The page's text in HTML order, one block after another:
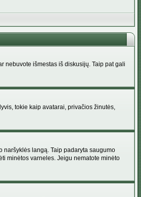
nebuvote išmestas iš diskusijų. Taip pat gali
tokie kaip avatarai, privačios žinutės,
naršyklės langą. Taip padaryta saugumo
minėtos varneles. Jeigu nematote minėto